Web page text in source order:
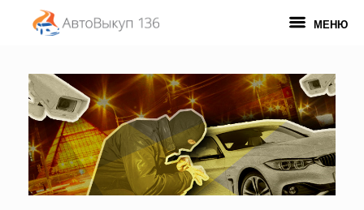
содержанию
МЕНЮ